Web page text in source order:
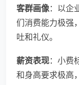
客群画像：以企
们消费能力极强
吐和礼仪。
薪资表现：小费
和身高要求极高